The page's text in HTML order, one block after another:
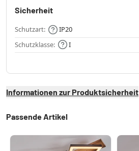
Sicherheit
Schutzart:
IP20
Schutzklasse:
I
Informationen zur Produktsicherheit
Passende Artikel